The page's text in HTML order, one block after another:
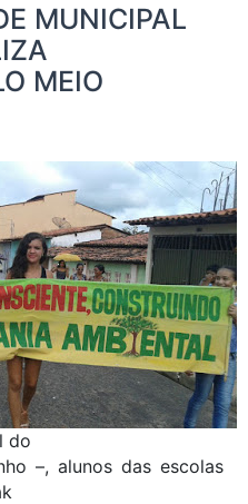
MUNICIPAL
MEIO
do
–, alunos das escolas